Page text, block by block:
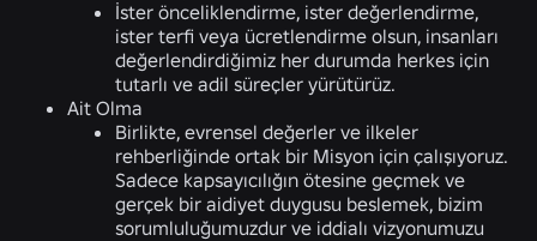
İster önceliklendirme, ister değerlendirme,
ister terfi veya ücretlendirme olsun, insanları
değerlendirdiğimiz her durumda herkes için
tutarlı ve adil süreçler yürütürüz.
Ait Olma
Birlikte, evrensel değerler ve ilkeler
rehberliğinde ortak bir Misyon için çalışıyoruz.
Sadece kapsayıcılığın ötesine geçmek ve
gerçek bir aidiyet duygusu beslemek, bizim
sorumluluğumuzdur ve iddialı vizyonumuzu